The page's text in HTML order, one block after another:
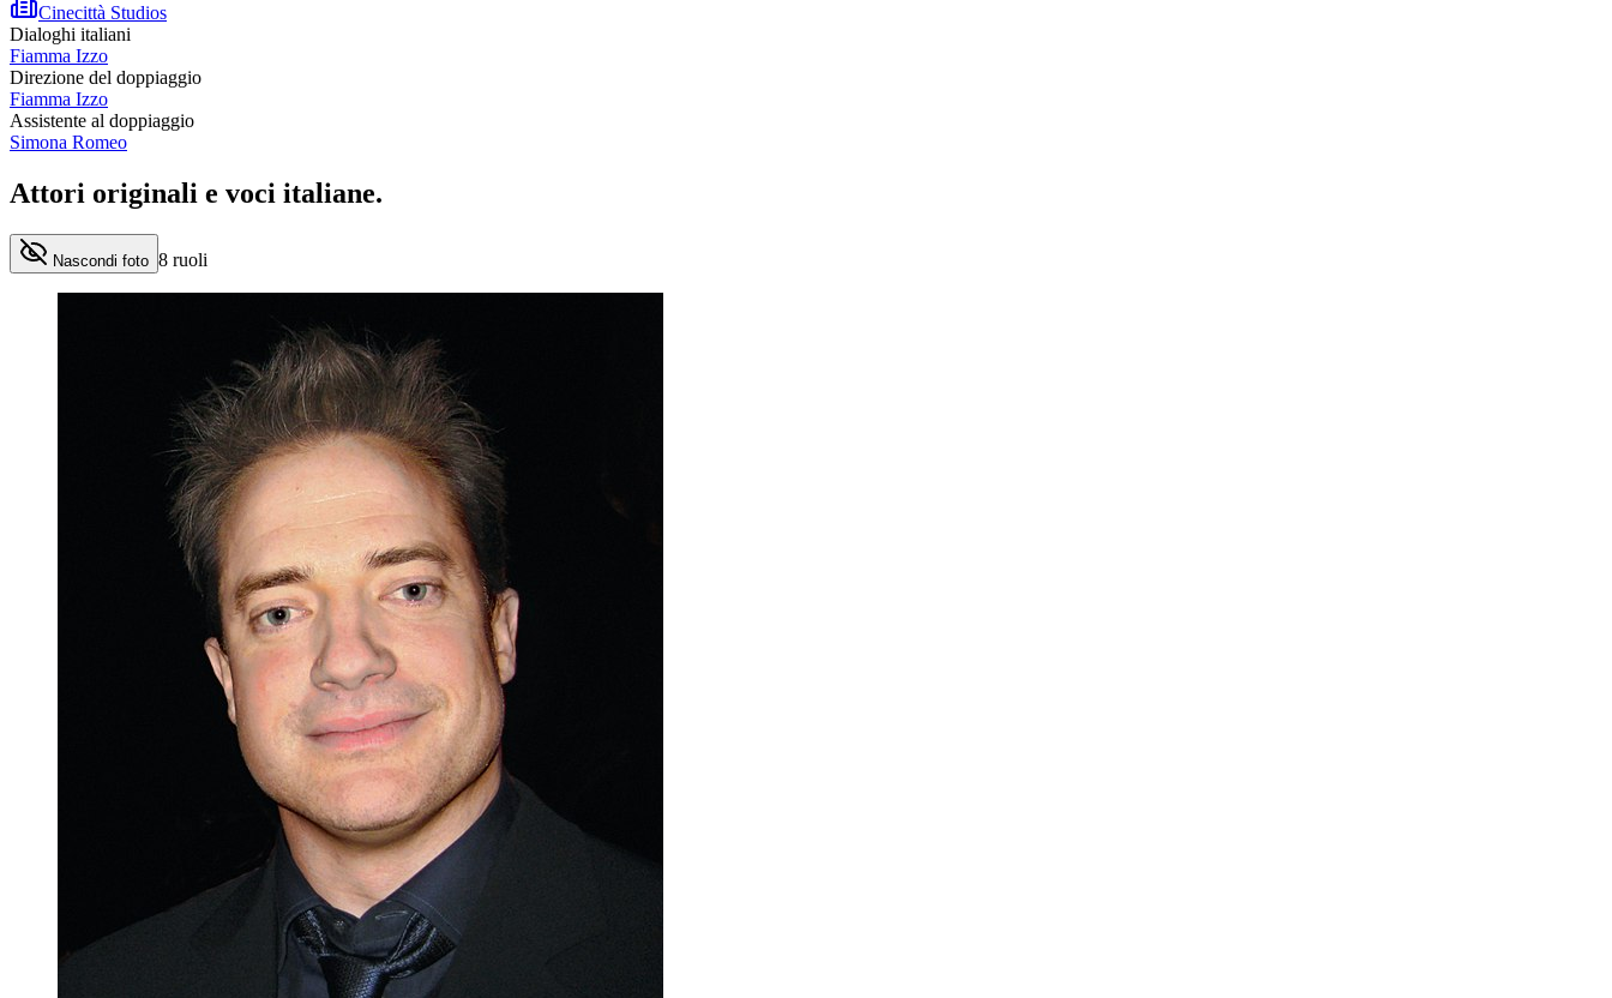
Cinecittà Studios
Dialoghi italiani
Fiamma Izzo
Direzione del doppiaggio
Fiamma Izzo
Assistente al doppiaggio
Simona Romeo
Attori originali e voci italiane.
Nascondi foto 8 ruoli